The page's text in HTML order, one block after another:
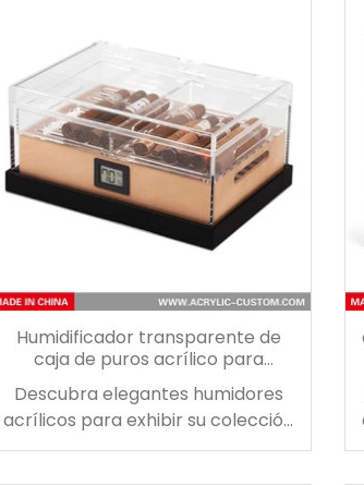
de los materiales desechables
para envolver regalos, nuestras
cajas de regalo acrílicas con
gradiente ultravioleta son
duraderas y reutilizables.
Humidificador transparente de
caja de puros acrílico para
almacenamiento y exhibición de
puros
Descubra elegantes humidores
acrílicos para exhibir su colección
de cigarros. Usando aochen, el